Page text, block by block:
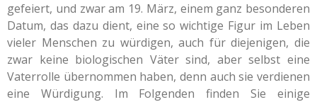
gefeiert, und zwar am 19. März, einem ganz besonderen
Datum, das dazu dient, eine so wichtige Figur im Leben
vieler Menschen zu würdigen, auch für diejenigen, die
zwar keine biologischen Väter sind, aber selbst eine
Vaterrolle übernommen haben, denn auch sie verdienen
eine Würdigung. Im Folgenden finden Sie einige